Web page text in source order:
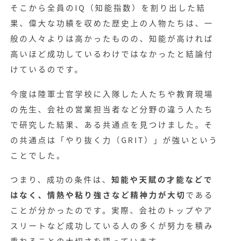
そこから全員のIQ（知能指数）を割り出した結
果、偉大な功績を収めた歴史上の人物たちは、一
般の人々よりは高かったものの、知能が高ければ
高いほど成功しているわけではなかったと結論付
けているのです。
今度は陸軍士官学校に入隊した人たちや教育現場
の先生、会社の営業担当者など分野の違う人たち
で研究した結果、ある共通点を見つけました。そ
の共通点は「やり抜く力（GRIT）」が強いという
ことでした。
つまり、成功の条件は、 知能や天賦の才能などで
はなく、情熱や粘り強さなど精神力が大切である
ことが分かったのです。実際、会社のトップやア
スリートなど成功している人の多くが努力を積み